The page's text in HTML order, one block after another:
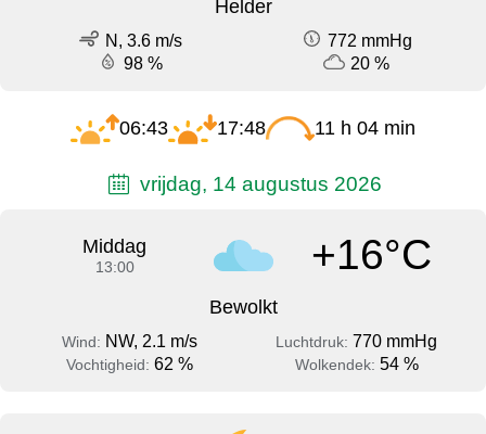
Helder
N, 3.6 m/s
772 mmHg
98 %
20 %
06:43 17:48 11 h 04 min
vrijdag, 14 augustus 2026
Middag
13:00 +16°C
Bewolkt
Wind: NW, 2.1 m/s Luchtdruk: 770 mmHg
Vochtigheid: 62 % Wolkendek: 54 %